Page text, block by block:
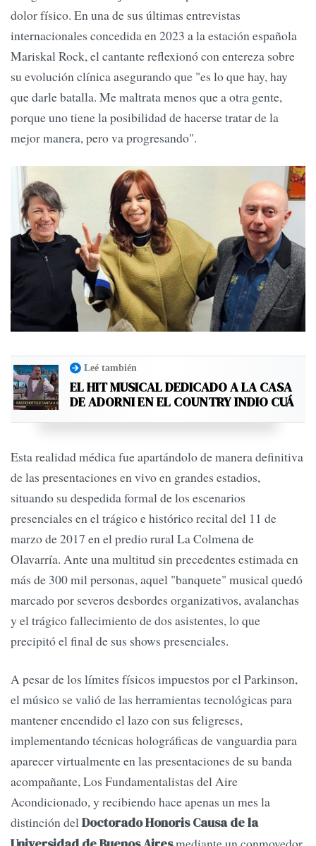
dolor físico. En una de sus últimas entrevistas
internacionales concedida en 2023 a la estación española
Mariskal Rock, el cantante reflexionó con entereza sobre
su evolución clínica asegurando que "es lo que hay, hay
que darle batalla. Me maltrata menos que a otra gente,
porque uno tiene la posibilidad de hacerse tratar de la
mejor manera, pero va progresando".
Leé también
EL HIT MUSICAL DEDICADO A LA CASA
DE ADORNI EN EL COUNTRY INDIO CUÁ
Esta realidad médica fue apartándolo de manera definitiva
de las presentaciones en vivo en grandes estadios,
situando su despedida formal de los escenarios
presenciales en el trágico e histórico recital del 11 de
marzo de 2017 en el predio rural La Colmena de
Olavarría. Ante una multitud sin precedentes estimada en
más de 300 mil personas, aquel "banquete" musical quedó
marcado por severos desbordes organizativos, avalanchas
y el trágico fallecimiento de dos asistentes, lo que
precipitó el final de sus shows presenciales.
A pesar de los límites físicos impuestos por el Parkinson,
el músico se valió de las herramientas tecnológicas para
mantener encendido el lazo con sus feligreses,
implementando técnicas holográficas de vanguardia para
aparecer virtualmente en las presentaciones de su banda
acompañante, Los Fundamentalistas del Aire
Acondicionado, y recibiendo hace apenas un mes la
distinción del Doctorado Honoris Causa de la